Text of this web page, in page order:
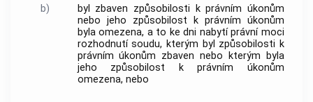
b)
byl zbaven způsobilosti k právním úkonům
nebo jeho způsobilost k právním úkonům
byla omezena, a to ke dni nabytí právní moci
rozhodnutí soudu, kterým byl způsobilosti k
právním úkonům zbaven nebo kterým byla
jeho způsobilost k právním úkonům
omezena, nebo